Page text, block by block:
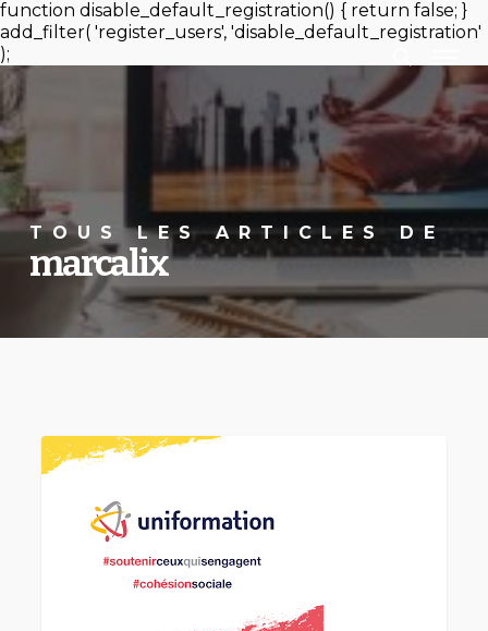
function disable_default_registration() { return false; }
add_filter( 'register_users', 'disable_default_registration'
);
Passer
au
contenu
principal
Menu
TOUS LES ARTICLES DE
marcalix
Savez-
vous
Uniformation,
FORMATION